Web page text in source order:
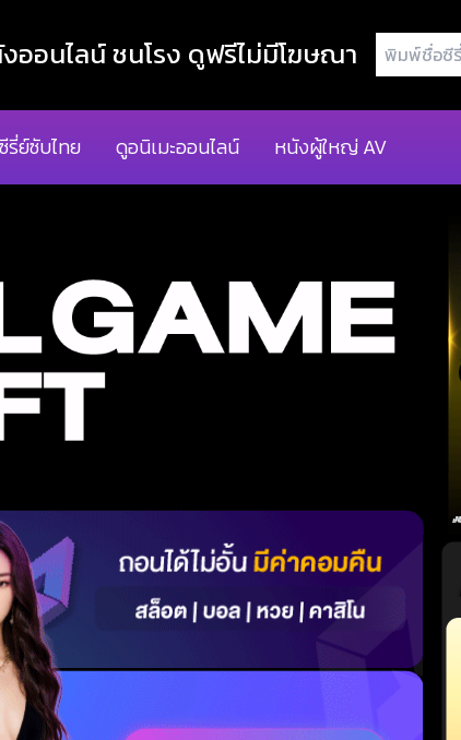
ออนไลน์ ชนโรง ดูฟรีไม่มีโฆษณา
พิมพ์
ชื่อ
ย์...
ซีรี่ย์ซับไทย ดูอนิเมะออนไลน์ หนังผู้ใหญ่ AV